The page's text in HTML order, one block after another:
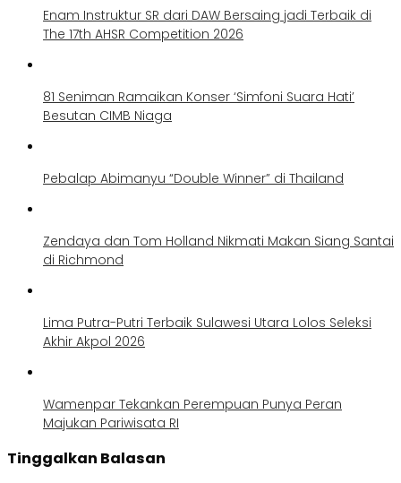
Enam Instruktur SR dari DAW Bersaing jadi Terbaik di
The 17th AHSR Competition 2026
81 Seniman Ramaikan Konser ‘Simfoni Suara Hati’
Besutan CIMB Niaga
Pebalap Abimanyu “Double Winner” di Thailand
Zendaya dan Tom Holland Nikmati Makan Siang Santai
di Richmond
Lima Putra-Putri Terbaik Sulawesi Utara Lolos Seleksi
Akhir Akpol 2026
Wamenpar Tekankan Perempuan Punya Peran
Majukan Pariwisata RI
Tinggalkan Balasan